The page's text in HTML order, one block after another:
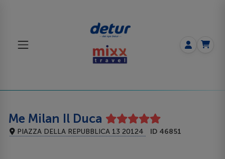
Me Milan Il Duca
PIAZZA DELLA REPUBBLICA 13 20124 ID 46851